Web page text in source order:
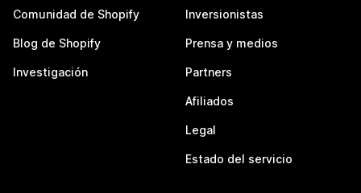
Comunidad de Shopify
Blog de Shopify
Investigación
Inversionistas
Prensa y medios
Partners
Afiliados
Legal
Estado del servicio